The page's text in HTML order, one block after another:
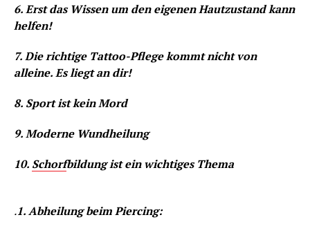
6. Erst das Wissen um den eigenen Hautzustand kann
helfen!
7. Die richtige Tattoo-Pflege kommt nicht von
alleine. Es liegt an dir!
8. Sport ist kein Mord
9. Moderne Wundheilung
10. Schorfbildung ist ein wichtiges Thema
.1. Abheilung beim Piercing: